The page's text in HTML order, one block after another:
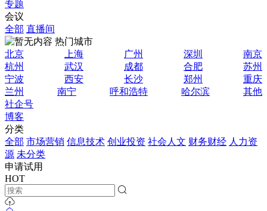
专题
会议
全部 直播间
热门城市
北京
上海 广州 深圳
南京
杭州
武汉 成都 合肥
苏州
宁波
西安 长沙 郑州
重庆
兰州
南宁 呼和浩特 哈尔滨
其他
社企号
博客
分类
全部 市场营销 信息技术 创业投资 社会人文 财务财经 人力资
源 未分类
申请试用
HOT